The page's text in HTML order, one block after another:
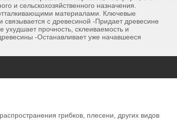
и сельскохозяйственного назначения.
материалами. Ключевые
с древесиной -Придает древесине
прочность, склеиваемость и
-Останавливает уже начавшееся
грибков, плесени, других видов